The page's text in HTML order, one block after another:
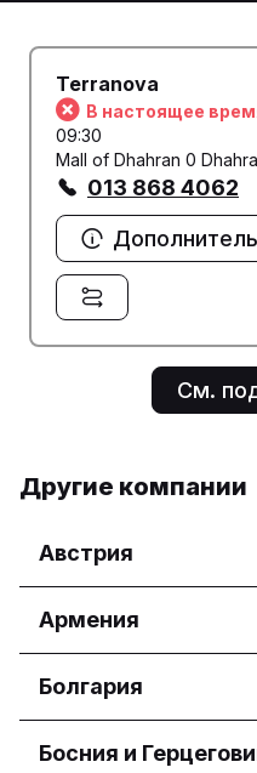
Terranova
В настоящее
09:30
Mall of Dhahran 0
013 868 4062
См.
Другие компании
Австрия
Регионы
Армения
Регионы
Болгария
Регионы
Босния и